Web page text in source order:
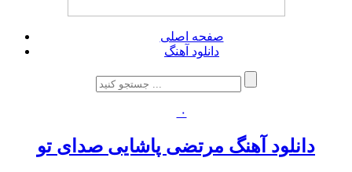
صفحه اصلی
دانلود آهنگ
۰
دانلود آهنگ مرتضی پاشایی صدای تو